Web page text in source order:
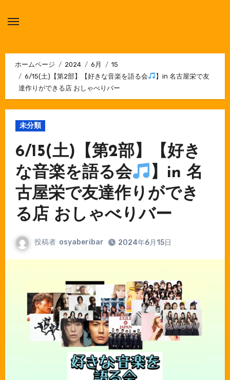
ホームページ 2024 6月
15
6/15(土)【第2部】【好きな音楽を語る会
】in 名古屋栄で友
達作りができる店 おしゃべりバー
未分類
6/15(土)【第2部】【好き
な音楽を語る会
】in 名
古屋栄で友達作りができ
る店 おしゃべりバー
投稿者 osyaberibar 2024年6月15日